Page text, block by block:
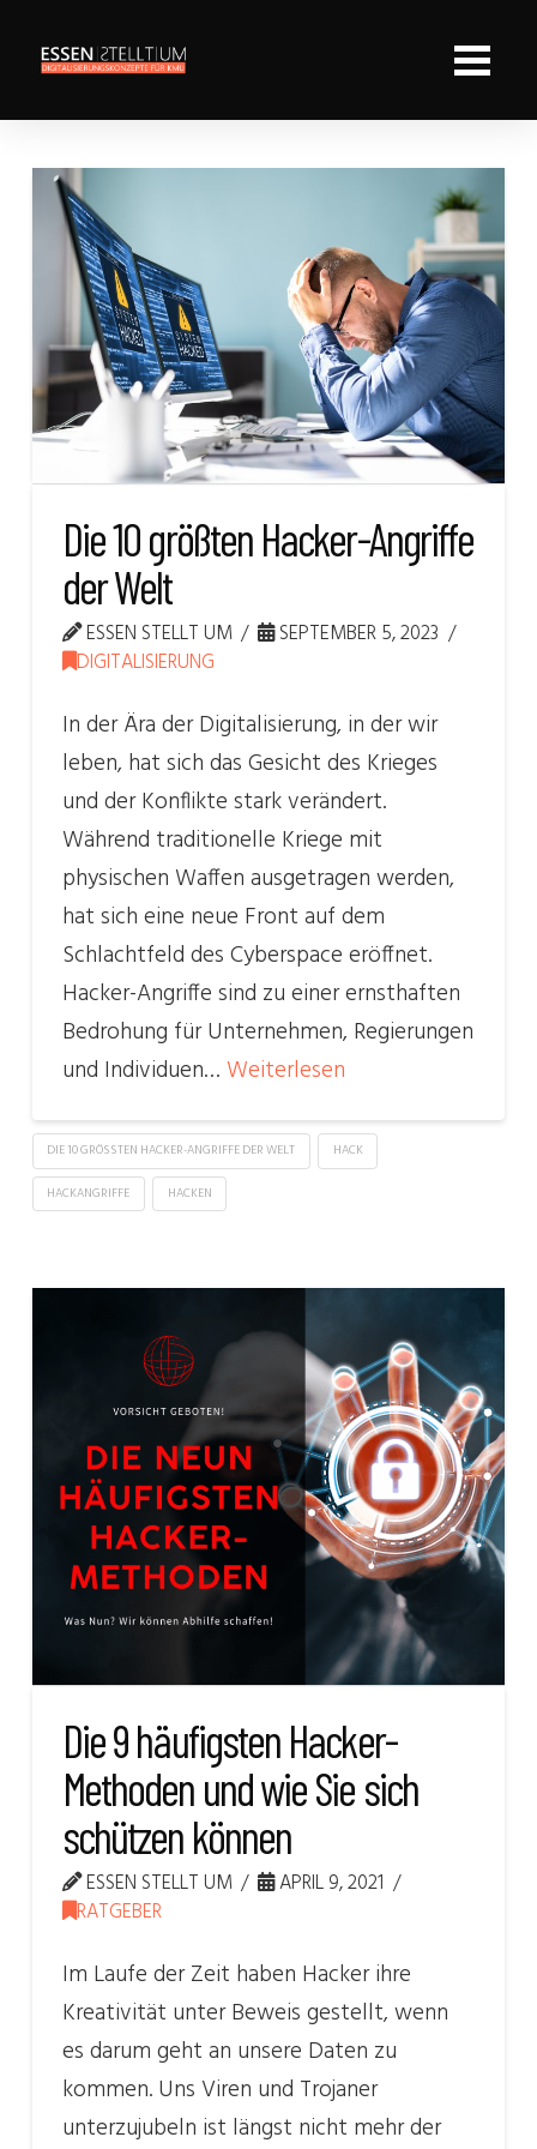
Die 10 größten Hacker-Angriffe
der Welt
ESSEN STELLT UM
SEPTEMBER 5, 2023
DIGITALISIERUNG
In der Ära der Digitalisierung, in der wir
leben, hat sich das Gesicht des Krieges
und der Konflikte stark verändert.
Während traditionelle Kriege mit
physischen Waffen ausgetragen werden,
hat sich eine neue Front auf dem
Schlachtfeld des Cyberspace eröffnet.
Hacker-Angriffe sind zu einer ernsthaften
Bedrohung für Unternehmen, Regierungen
und Individuen… Weiterlesen
DIE 10 GRÖSSTEN HACKER-ANGRIFFE DER WELT HACK
HACKANGRIFFE HACKEN
Die 9 häufigsten Hacker-
Methoden und wie Sie sich
schützen können
ESSEN STELLT UM
APRIL 9, 2021
RATGEBER
Im Laufe der Zeit haben Hacker ihre
Kreativität unter Beweis gestellt, wenn
es darum geht an unsere Daten zu
kommen. Uns Viren und Trojaner
unterzujubeln ist längst nicht mehr der